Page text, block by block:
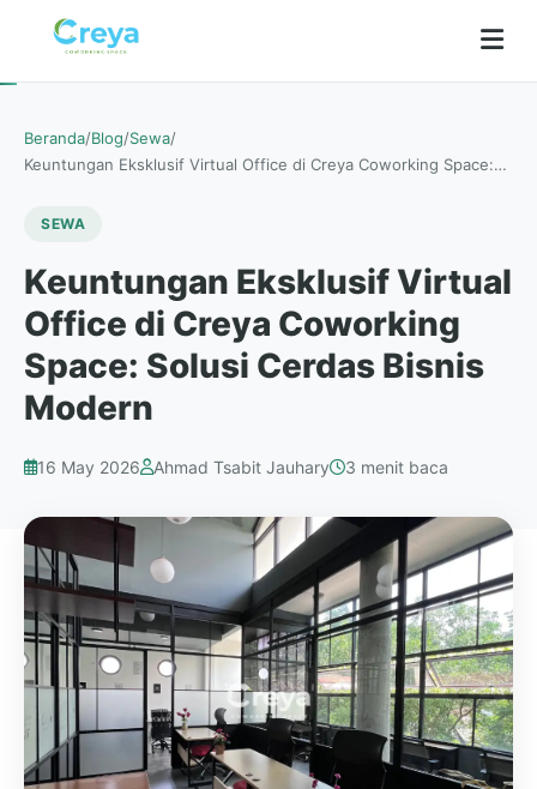
Beranda/Blog/Sewa/
Keuntungan Eksklusif Virtual Office di Creya Coworking Space:…
SEWA
Keuntungan Eksklusif Virtual
Office di Creya Coworking
Space: Solusi Cerdas Bisnis
Modern
16 May 2026 Ahmad Tsabit Jauhary 3 menit baca